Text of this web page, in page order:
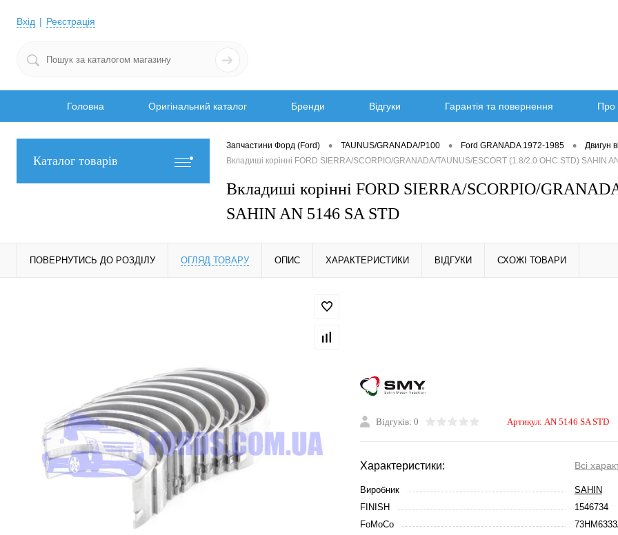
Вхід Реєстрація
Головна Оригінальний каталог Бренди Відгуки Гарантія та повернення Про
Каталог товарів
Запчастини Форд (Ford) • TAUNUS/GRANADA/P100 • Ford GRANADA 1972-1985 • Двигун
Вкладиші корінні FORD SIERRA/SCORPIO/GRANADA/TAUNUS/ESCORT (1.8/2.0 OHC STD) SAHIN
Вкладиші корінні FORD SIERRA/SCORPIO/
SAHIN AN 5146 SA STD
ПОВЕРНУТИСЬ ДО РОЗДІЛУ ОГЛЯД ТОВАРУ ОПИС ХАРАКТЕРИСТИКИ ВІДГУКИ СХОЖІ ТОВАРИ
Відгуків: 0 Артикул: AN 5146 SA STD
Характеристики: Всі
Виробник
SAHIN
FINISH
1546734
FoMoCo